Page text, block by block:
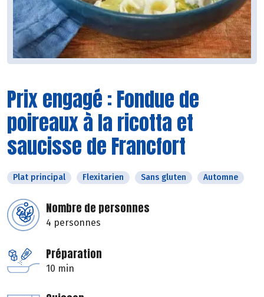
Prix engagé : Fondue de
poireaux à la ricotta et
saucisse de Francfort
Plat principal Flexitarien Sans gluten Automne
Nombre de personnes
4 personnes
Préparation
10 min